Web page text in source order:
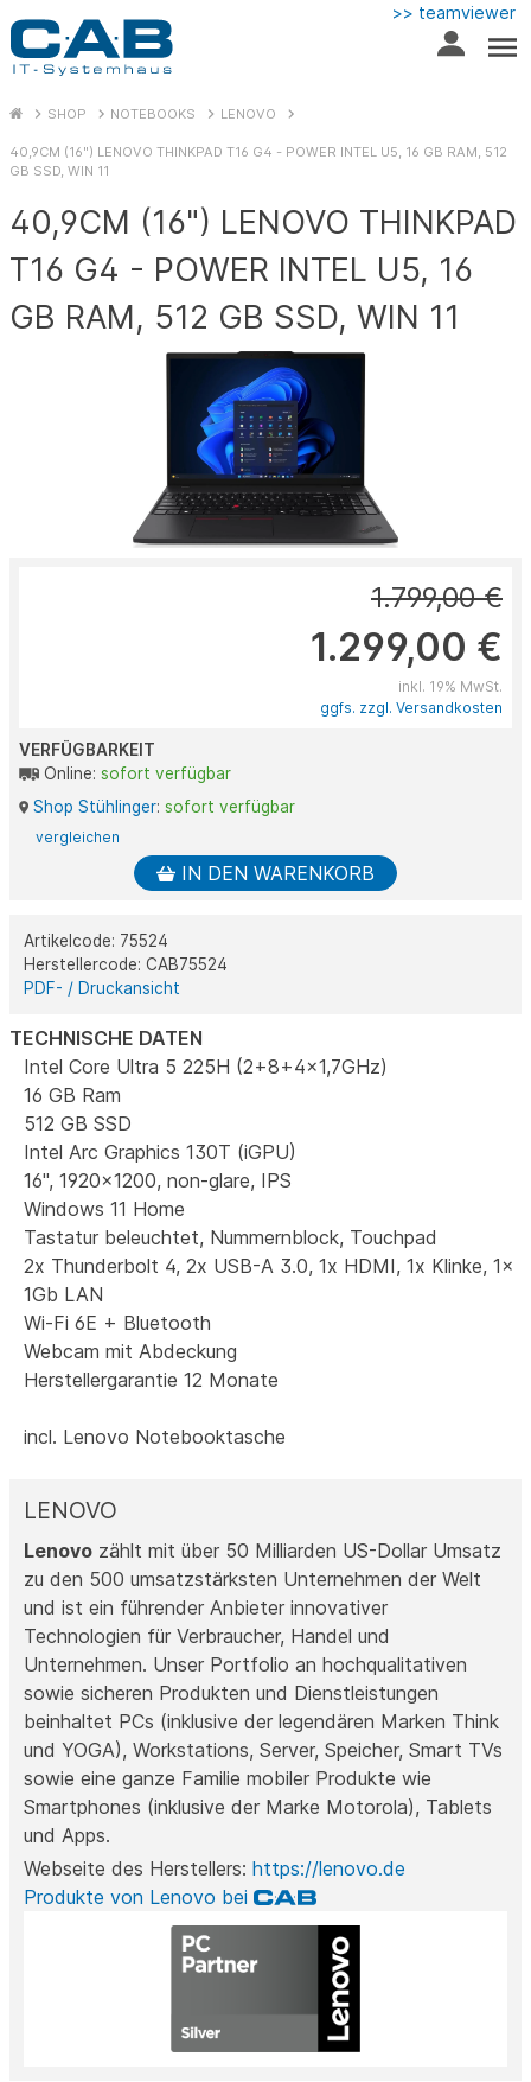
>> teamviewer
SHOP NOTEBOOKS LENOVO
40,9CM (16") LENOVO THINKPAD T16 G4 - POWER INTEL U5, 16 GB RAM, 512
GB SSD, WIN 11
40,9CM (16") LENOVO THINKPAD
T16 G4 - POWER INTEL U5, 16
GB RAM, 512 GB SSD, WIN 11
TECHNISCHE DATEN
Intel Core Ultra 5 225H (2+8+4x1,7GHz)
16 GB Ram
512 GB SSD
Intel Arc Graphics 130T (iGPU)
16", 1920x1200, non-glare, IPS
Windows 11 Home
Tastatur beleuchtet, Nummernblock, Touchpad
2x Thunderbolt 4, 2x USB-A 3.0, 1x HDMI, 1x Klinke, 1x
1Gb LAN
Wi-Fi 6E + Bluetooth
Webcam mit Abdeckung
Herstellergarantie 12 Monate
incl. Lenovo Notebooktasche
1.799,00 €
1.299,00 €
inkl. 19% MwSt.
ggfs. zzgl. Versandkosten
VERFÜGBARKEIT
Online: sofort verfügbar
Shop Stühlinger: sofort verfügbar
vergleichen
IN DEN WARENKORB
Artikelcode: 75524
Herstellercode: CAB75524
PDF- / Druckansicht
LENOVO
Lenovo zählt mit über 50 Milliarden US-Dollar Umsatz
zu den 500 umsatzstärksten Unternehmen der Welt
und ist ein führender Anbieter innovativer
Technologien für Verbraucher, Handel und
Unternehmen. Unser Portfolio an hochqualitativen
sowie sicheren Produkten und Dienstleistungen
beinhaltet PCs (inklusive der legendären Marken Think
und YOGA), Workstations, Server, Speicher, Smart TVs
sowie eine ganze Familie mobiler Produkte wie
Smartphones (inklusive der Marke Motorola), Tablets
und Apps.
Webseite des Herstellers: https://lenovo.de
Produkte von Lenovo bei